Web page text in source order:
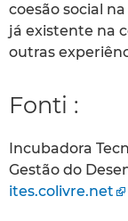
coesão social
já existente na
outras
Fonti :
Incubadora
Gestão do
ites.colivre.net